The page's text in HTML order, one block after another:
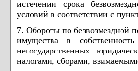
истечении срока
условий в соответствии с
7. Обороты по безвозмездной
имущества в
негосударственных
налогами, сборами,